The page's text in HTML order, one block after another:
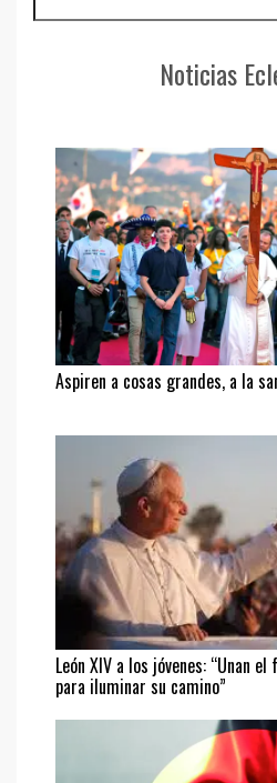
Noticias
Aspiren a cosas grandes, a la
León XIV a los jóvenes: “Unan
para iluminar su camino”